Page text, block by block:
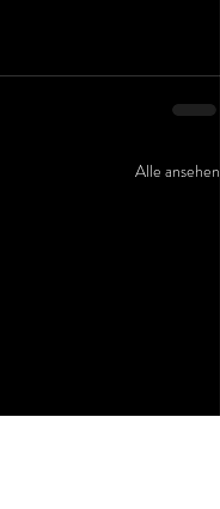
Alle ansehen